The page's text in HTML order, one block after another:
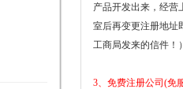
产品开发出来，经营
室后再变更注册地址
工商局发来的信件！）
3、免费注册公司(免